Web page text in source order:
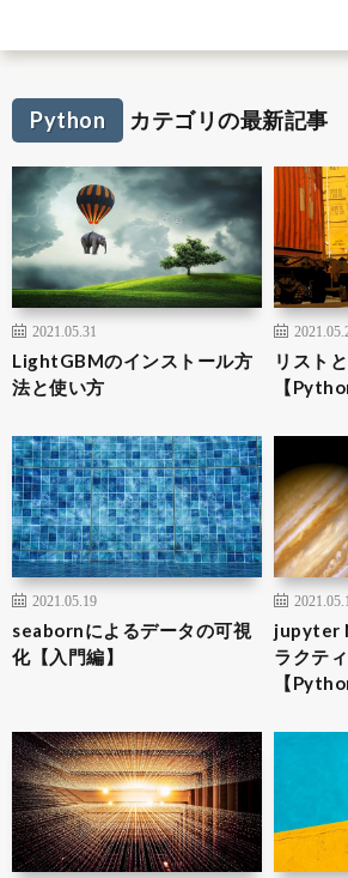
Python カテゴリの最新記事
2021.05.31
LightGBMのインストール方
法と使い方
リスト
【
2021.05.19
seabornによるデータの可視
化【入門編】
jupyter
ラクテ
【